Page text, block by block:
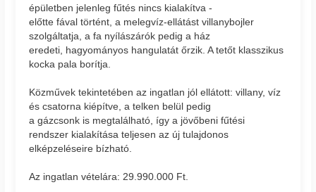
épületben jelenleg fűtés nincs kialakítva -
előtte fával történt, a melegvíz-ellátást villanybojler
szolgáltatja, a fa nyílászárók pedig a ház
eredeti, hagyományos hangulatát őrzik. A tetőt klasszikus
kocka pala borítja.
Közművek tekintetében az ingatlan jól ellátott: villany, víz
és csatorna kiépítve, a telken belül pedig
a gázcsonk is megtalálható, így a jövőbeni fűtési
rendszer kialakítása teljesen az új tulajdonos
elképzeléseire bízható.
Az ingatlan vételára: 29.990.000 Ft.